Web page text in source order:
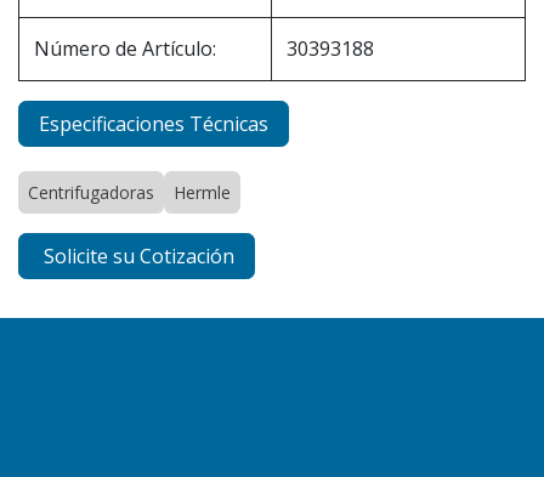
Número de Artículo: 30393188
Especificaciones Técnicas
Centrifugadoras Hermle
Solicite su Cotización